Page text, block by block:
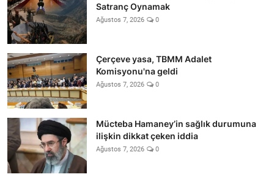
Satranç Oynamak
Ağustos 7, 2026 0
Çerçeve yasa, TBMM Adalet
Komisyonu'na geldi
Ağustos 7, 2026 0
Mücteba Hamaney’in sağlık durumuna
ilişkin dikkat çeken iddia
Ağustos 7, 2026 0